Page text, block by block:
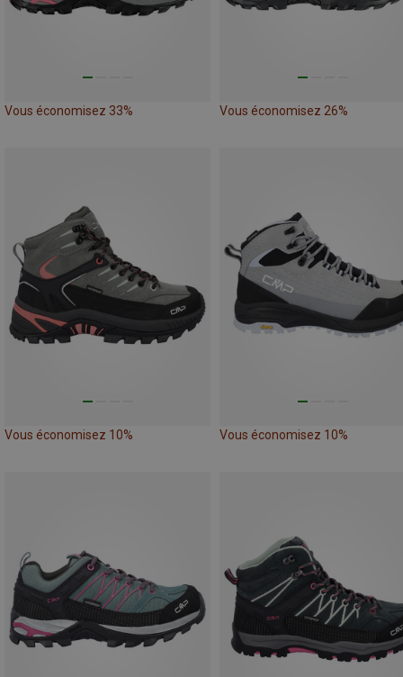
Vous économisez 33% Vous économisez 26%
Vous économisez 10% Vous économisez 10%